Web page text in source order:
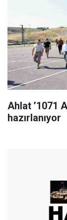
Ahlat ’1071
hazırlanıyor